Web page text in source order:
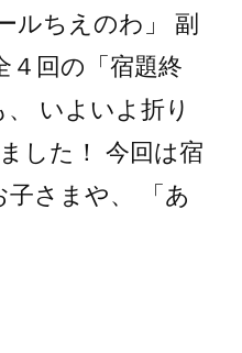
ルちえのわ」 副
４回の「宿題終
いよいよ折り
した！ 今回は宿
さまや、 「あ